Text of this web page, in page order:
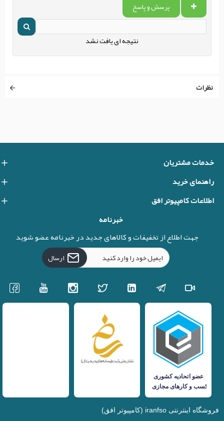
پرسش و پاسخ
نتیجه ای یافت نشد
نظرات
خدمات مشتریان
راهنمای خرید
اطلاعات کامپیوتر افق
خبرنامه
جهت اطلاع از تخفیفات و کالاهای جدید در خبرنامه عضو شوید
ارسال
فروشگاه اینترنتی iranfso (کامپیوتر افق)